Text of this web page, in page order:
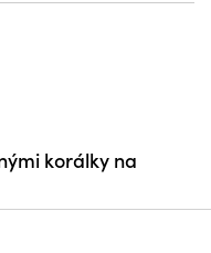
korálky na